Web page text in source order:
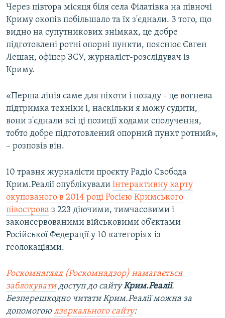
Через півтора місяця біля села Філатівка на півночі
Криму окопів побільшало та їх з'єднали. З того, що
видно на супутникових знімках, це добре
підготовлені ротні опорні пункти, пояснює Євген
Лешан, офіцер ЗСУ, журналіст-розслідувач із
Криму.
«Перша лінія саме для піхоти і позаду - це вогнева
підтримка техніки і, наскільки я можу судити,
вони з'єднали всі ці позиції ходами сполучення,
тобто добре підготовлений опорний пункт ротний»,
– розповів він.
10 травня журналісти проєкту Радіо Свобода
Крим.Реалії опублікували інтерактивну карту
окупованого в 2014 році Росією Кримського
півострова з 223 діючими, тимчасовими і
законсервованими військовими об’єктами
Російської Федерації у 10 категоріях із
геолокаціями.
Роскомнагляд (Роскомнадзор) намагається
заблокуватидоступ до сайтуКрим.Реалії.
Безперешкодно читати Крим.Реалії можна за
допомогою дзеркального сайту: